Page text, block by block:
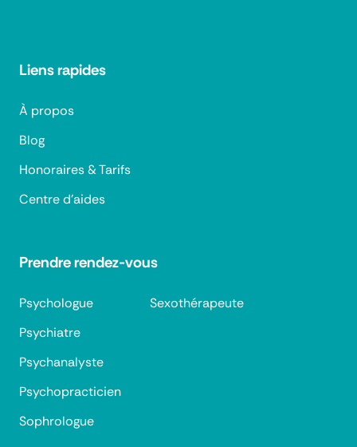
Liens rapides
À propos
Blog
Honoraires & Tarifs
Centre d'aides
Prendre rendez-vous
Psychologue
Psychiatre
Psychanalyste
Psychopracticien
Sophrologue
Sexothérapeute